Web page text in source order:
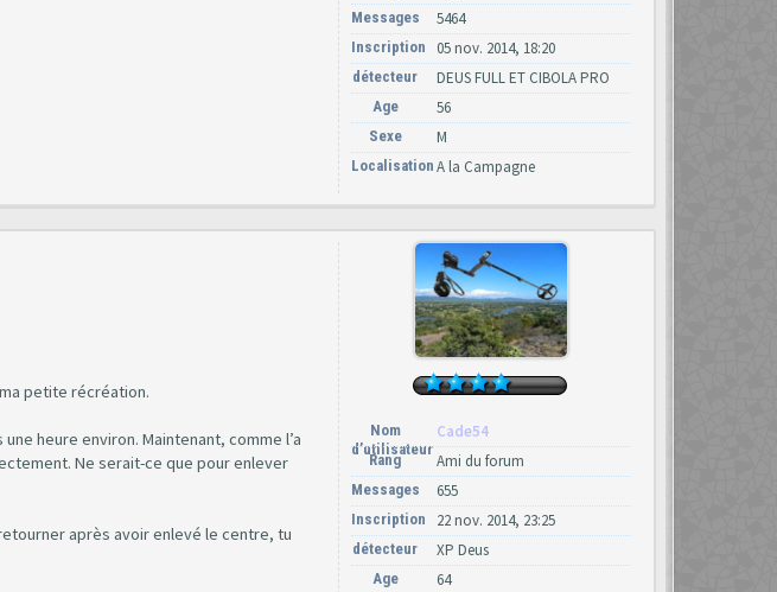
Messages 5464
Inscription 05 nov. 2014, 18:20
détecteur DEUS FULL ET CIBOLA PRO
Age 56
Sexe M
Localisation A la Campagne
petite récréation.
heure environ. Maintenant, comme l’a
Ne serait-ce que pour enlever
après avoir enlevé le centre, tu
Nom
d’utilisateur
Cade54
Rang Ami du forum
Messages 655
Inscription 22 nov. 2014, 23:25
détecteur XP Deus
Age 64